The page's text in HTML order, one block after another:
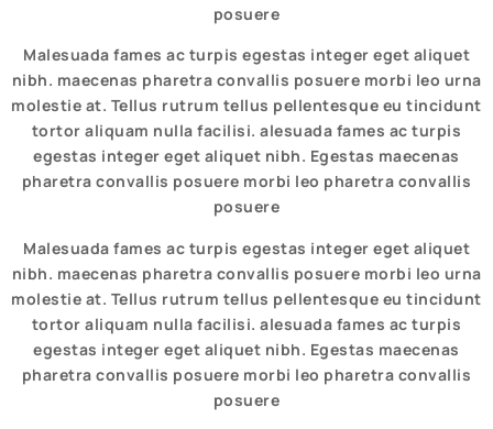
posuere
Malesuada fames ac turpis egestas integer eget aliquet
nibh. maecenas pharetra convallis posuere morbi leo urna
molestie at. Tellus rutrum tellus pellentesque eu tincidunt
tortor aliquam nulla facilisi. alesuada fames ac turpis
egestas integer eget aliquet nibh. Egestas maecenas
pharetra convallis posuere morbi leo pharetra convallis
posuere
Malesuada fames ac turpis egestas integer eget aliquet
nibh. maecenas pharetra convallis posuere morbi leo urna
molestie at. Tellus rutrum tellus pellentesque eu tincidunt
tortor aliquam nulla facilisi. alesuada fames ac turpis
egestas integer eget aliquet nibh. Egestas maecenas
pharetra convallis posuere morbi leo pharetra convallis
posuere